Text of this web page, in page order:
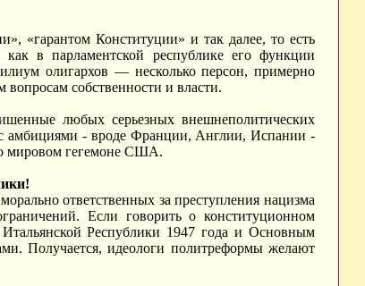
«гарантом Конституции» и так далее, то есть
как в парламентской республике его функции
олигархов — несколько персон, примерно
собственности и власти.
любых серьезных внешнеполитических
с амбициями - вроде Франции, Англии, Испании -
мировом гегемоне США.
ответственных за преступления нацизма
Если говорить о конституционном
Республики 1947 года и Основным
Получается, идеологи политреформы желают